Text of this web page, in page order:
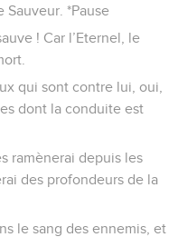
Sauveur. *Pause
! Car l’Eternel, le
qui sont contre lui, oui,
dont la conduite est
ramènerai depuis les
des profondeurs de la
le sang des ennemis, et